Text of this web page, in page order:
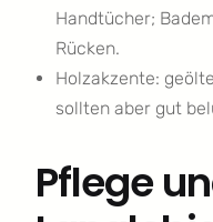
Handtücher;
Rücken.
Holzakzente:
sollten aber gut
Pflege